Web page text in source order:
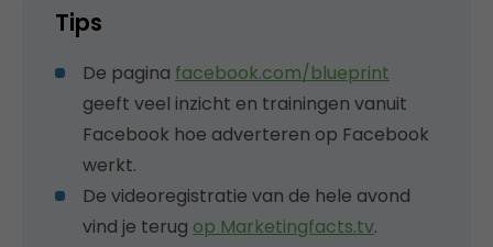
Tips
De pagina facebook.com/blueprint
geeft veel inzicht en trainingen vanuit
Facebook hoe adverteren op Facebook
werkt.
De videoregistratie van de hele avond
vind je terug op Marketingfacts.tv.